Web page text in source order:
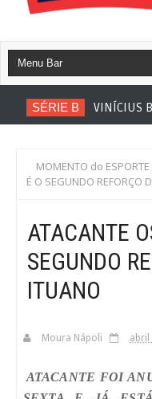
SÉRIE B VINÍCIUS
MOMENTO do ESPORTE
É O SEGUNDO REFORÇO
ATACANTE
SEGUNDO
ITUANO
Moura Nápoli abril
ATACANTE FOI